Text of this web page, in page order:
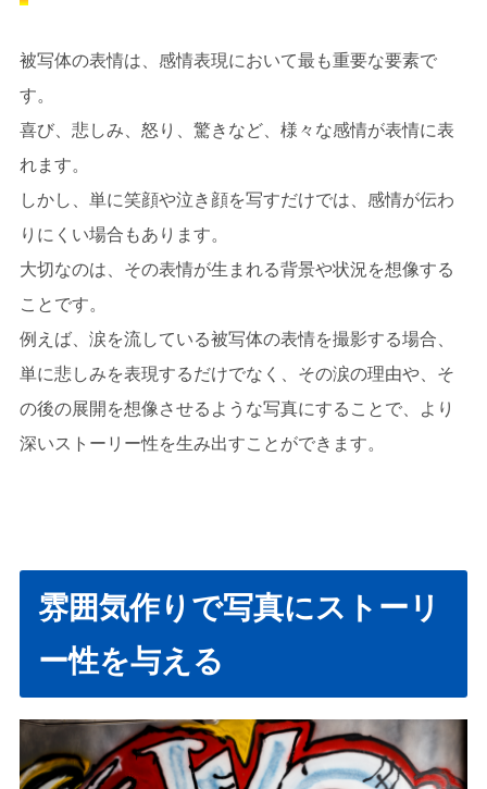
被写体の表情は、感情表現において最も重要な要素で
す。
喜び、悲しみ、怒り、驚きなど、様々な感情が表情に表
れます。
しかし、単に笑顔や泣き顔を写すだけでは、感情が伝わ
りにくい場合もあります。
大切なのは、その表情が生まれる背景や状況を想像する
ことです。
例えば、涙を流している被写体の表情を撮影する場合、
単に悲しみを表現するだけでなく、その涙の理由や、そ
の後の展開を想像させるような写真にすることで、より
深いストーリー性を生み出すことができます。
雰囲気作りで写真にストーリ
ー性を与える